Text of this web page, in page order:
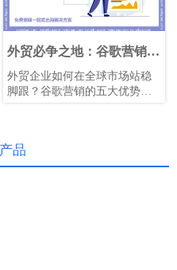
外贸必争之地：谷歌营销五
大核心优势，您还在等什
么？
外贸企业如何在全球市场站稳
脚跟？谷歌营销的五大优势为
品